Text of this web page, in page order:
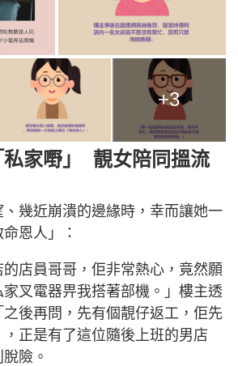
+3
私家嘢」 靚女陪同搵流
幾近崩潰的邊緣時，幸而讓她一
恩人」：
的店員哥哥，佢非常熱心，竟然願
叉電器畀我搭著部機。」樓主透
後再問，先有個靚仔返工，佢先
正是有了這位隨後上班的男店
險。